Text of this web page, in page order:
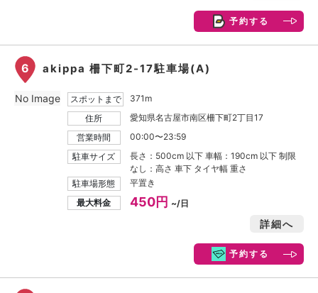
予約する
6 akippa 柵下町2-17駐車場(A)
スポットまで
371m
住所
愛知県名古屋市南区柵下町2丁目17
営業時間
00:00〜23:59
駐車サイズ
長さ：500cm 以下 車幅：190cm 以下 制限
なし：高さ 車下 タイヤ幅 重さ
駐車場形態
平置き
最大料金
450円 ~/日
詳細へ
予約する
No Image